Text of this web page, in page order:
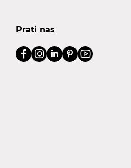
Prati nas